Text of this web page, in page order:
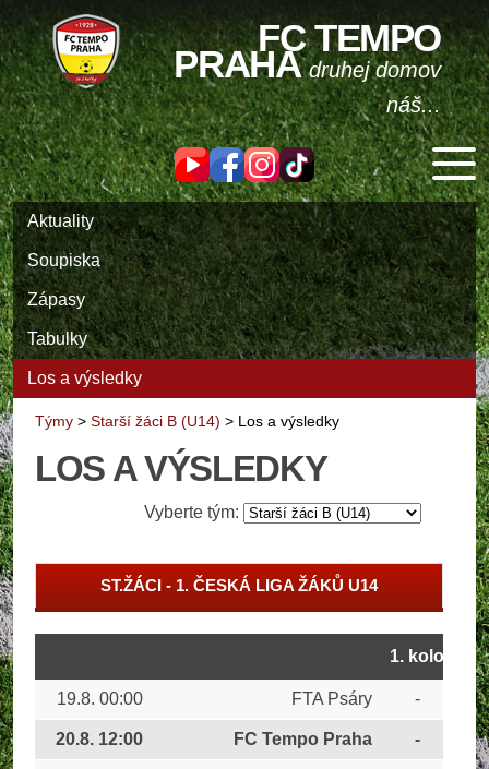
FC TEMPO
PRAHAdruhej domov
náš...
Aktuality
Soupiska
Zápasy
Tabulky
Los a výsledky
Týmy > Starší žáci B (U14) > Los a výsledky
LOS A VÝSLEDKY
Vyberte tým:
ST.ŽÁCI - 1. ČESKÁ LIGA ŽÁKŮ U14
1. kolo
19.8. 00:00 FTA Psáry -
20.8. 12:00 FC Tempo Praha -